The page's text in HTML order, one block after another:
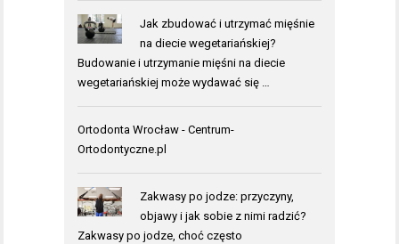
Jak zbudować i utrzymać mięśnie
na diecie wegetariańskiej?
Budowanie i utrzymanie mięśni na diecie
wegetariańskiej może wydawać się …
Ortodonta Wrocław - Centrum-
Ortodontyczne.pl
Zakwasy po jodze: przyczyny,
objawy i jak sobie z nimi radzić?
Zakwasy po jodze, choć często